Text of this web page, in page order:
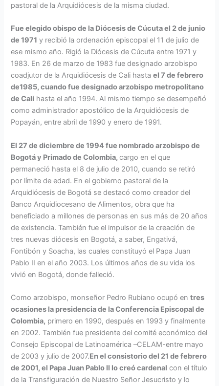
pastoral de la Arquidiócesis de la misma ciudad.
Fue elegido obispo de la Diócesis de Cúcuta el 2 de junio
de 1971 y recibió la ordenación episcopal el 11 de julio de
ese mismo año. Rigió la Diócesis de Cúcuta entre 1971 y
1983. En 26 de marzo de 1983 fue designado arzobispo
coadjutor de la Arquidiócesis de Cali hastael 7 de febrero
de1985, cuando fue designado arzobispo metropolitano
de Cali hasta el año 1994. Al mismo tiempo se desempeñó
como administrador apostólico de la Arquidiócesis de
Popayán, entre abril de 1990 y enero de 1991.
El 27 de diciembre de 1994 fue nombrado arzobispo de
Bogotá y Primado de Colombia,cargo en el que
permaneció hasta el 8 de julio de 2010, cuando se retiró
por límite de edad. En el gobierno pastoral de la
Arquidiócesis de Bogotá se destacó como creador del
Banco Arquidiocesano de Alimentos, obra que ha
beneficiado a millones de personas en sus más de 20 años
de existencia. También fue el impulsor de la creación de
tres nuevas diócesis en Bogotá, a saber, Engativá,
Fontibón y Soacha, las cuales constituyó el Papa Juan
Pablo II en el año 2003. Los últimos años de su vida los
vivió en Bogotá, donde falleció.
Como arzobispo, monseñor Pedro Rubiano ocupó entres
ocasiones la presidencia de la Conferencia Episcopal de
Colombia, primero en 1990, después en 1993 y finalmente
en 2002. También fue presidente del comité económico del
Consejo Episcopal de Latinoamérica –CELAM-entre mayo
de 2003 y julio de 2007.En el consistorio del 21 de febrero
de 2001, el Papa Juan Pablo II lo creó cardenal con el título
de la Transfiguración de Nuestro Señor Jesucristo y lo